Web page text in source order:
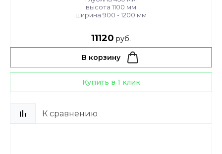
высота 1100 мм
ширина 900 - 1200 мм
11120 руб.
В корзину
Купить в 1 клик
К сравнению